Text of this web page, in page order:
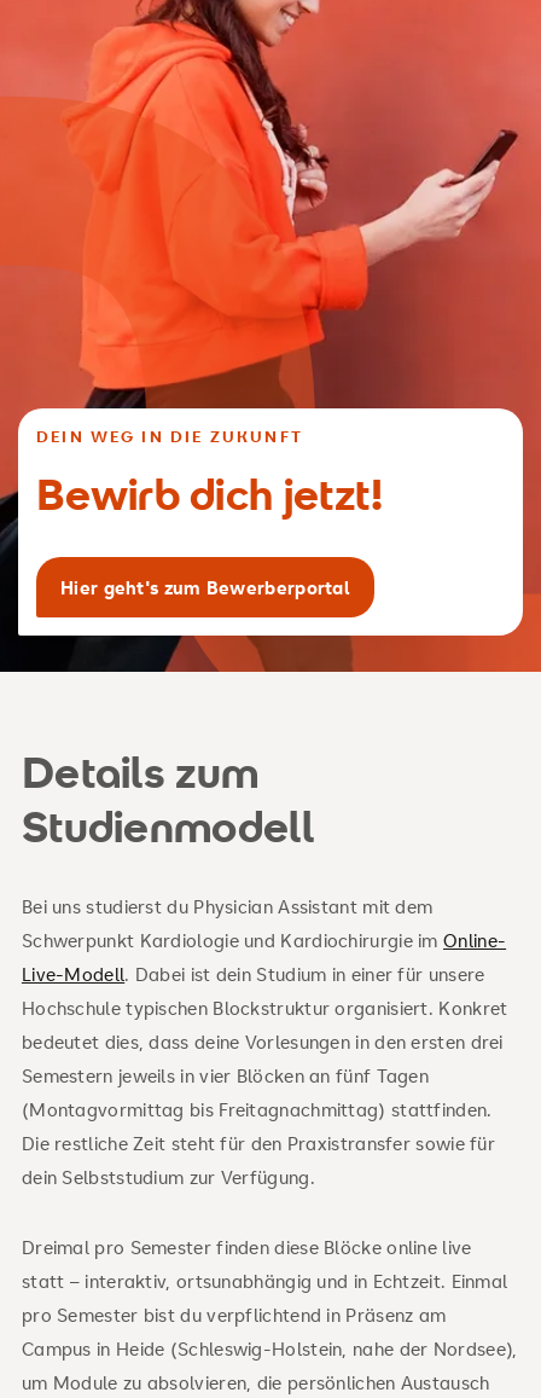
DEIN WEG IN DIE ZUKUNFT
Bewirb dich jetzt!
Hier geht's zum Bewerberportal
Details zum
Studienmodell
Bei uns studierst du Physician Assistant mit dem
Schwerpunkt Kardiologie und Kardiochirurgie imOnline-
Live-Modell. Dabei ist dein Studium in einer für unsere
Hochschule typischen Blockstruktur organisiert. Konkret
bedeutet dies, dass deine Vorlesungen in den ersten drei
Semestern jeweils in vier Blöcken an fünf Tagen
(Montagvormittag bis Freitagnachmittag) stattfinden.
Die restliche Zeit steht für den Praxistransfer sowie für
dein Selbststudium zur Verfügung.
Dreimal pro Semester finden diese Blöcke online live
statt – interaktiv, ortsunabhängig und in Echtzeit. Einmal
pro Semester bist du verpflichtend in Präsenz am
Campus in Heide (Schleswig-Holstein, nahe der Nordsee),
um Module zu absolvieren, die persönlichen Austausch